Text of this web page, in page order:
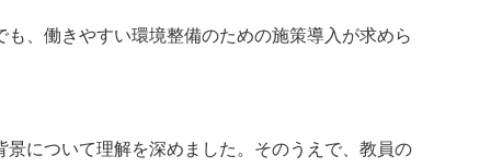
、働きやすい環境整備のための施策導入が求めら
について理解を深めました。そのうえで、教員の